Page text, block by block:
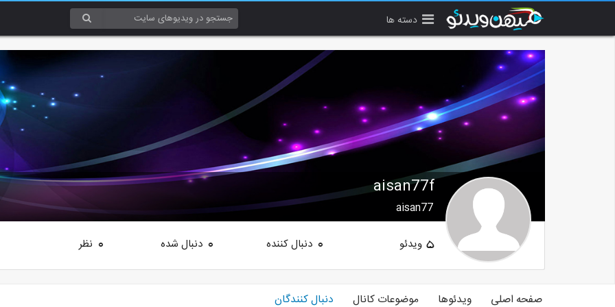
دسته ها
aisan77f
aisan77
5 ویدئو 0 دنبال کننده 0 دنبال شده 0 نظر
صفحه اصلی ویدئوها موضوعات کانال دنبال کنندگان